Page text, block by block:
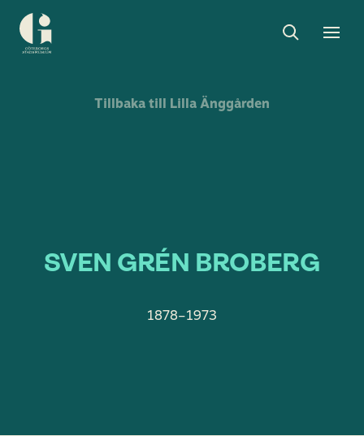
Göteborgs
Toggle
Tillbaka till Lilla Änggården
SVEN GRÉN BROBERG
1878–1973